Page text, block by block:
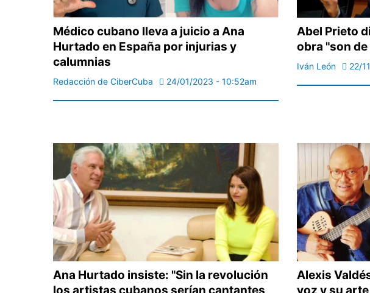
Médico cubano lleva a juicio a Ana
Hurtado en España por injurias y
calumnias
Redacción de CiberCuba 24/01/2023 - 10:52am
Abel Prieto
obra "son
Iván León 22/
Ana Hurtado insiste: "Sin la revolución
Alexis